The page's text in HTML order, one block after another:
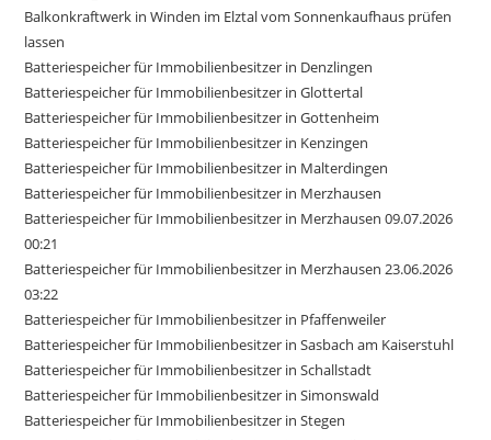
Balkonkraftwerk in Winden im Elztal vom Sonnenkaufhaus prüfen
lassen
Batteriespeicher für Immobilienbesitzer in Denzlingen
Batteriespeicher für Immobilienbesitzer in Glottertal
Batteriespeicher für Immobilienbesitzer in Gottenheim
Batteriespeicher für Immobilienbesitzer in Kenzingen
Batteriespeicher für Immobilienbesitzer in Malterdingen
Batteriespeicher für Immobilienbesitzer in Merzhausen
Batteriespeicher für Immobilienbesitzer in Merzhausen 09.07.2026
00:21
Batteriespeicher für Immobilienbesitzer in Merzhausen 23.06.2026
03:22
Batteriespeicher für Immobilienbesitzer in Pfaffenweiler
Batteriespeicher für Immobilienbesitzer in Sasbach am Kaiserstuhl
Batteriespeicher für Immobilienbesitzer in Schallstadt
Batteriespeicher für Immobilienbesitzer in Simonswald
Batteriespeicher für Immobilienbesitzer in Stegen